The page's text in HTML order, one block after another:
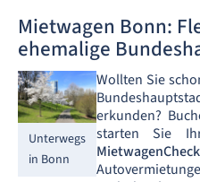
Mietwagen Bonn:
ehemalige
Unterwegs
in Bonn
Wollten Sie
erkunden?
starten Sie
MietwagenCheck